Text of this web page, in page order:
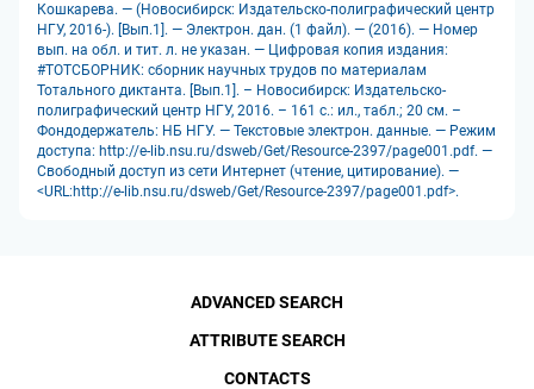
Кошкарева. — (Новосибирск: Издательско-полиграфический центр
НГУ, 2016-). [Вып.1]. — Электрон. дан. (1 файл). — (2016). — Номер
вып. на обл. и тит. л. не указан. — Цифровая копия издания:
#ТОТСБОРНИК: сборник научных трудов по материалам
Тотального диктанта. [Вып.1]. – Новосибирск: Издательско-
полиграфический центр НГУ, 2016. – 161 с.: ил., табл.; 20 см. –
Фондодержатель: НБ НГУ. — Текстовые электрон. данные. — Режим
доступа: http://e-lib.nsu.ru/dsweb/Get/Resource-2397/page001.pdf. —
Свободный доступ из сети Интернет (чтение, цитирование). —
<URL:http://e-lib.nsu.ru/dsweb/Get/Resource-2397/page001.pdf>.
ADVANCED SEARCH
ATTRIBUTE SEARCH
CONTACTS